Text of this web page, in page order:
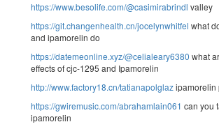
https://www.besolife.com/@casimirabrindl valley
https://git.changenhealth.cn/jocelynwhitfel what
and ipamorelin do
https://datemeonline.xyz/@celialeary6380 what
effects of cjc-1295 and Ipamorelin
http://www.factory18.cn/tatianapolglazipamorelin
https://gwiremusic.com/abrahamlain061 can you
ipamorelin